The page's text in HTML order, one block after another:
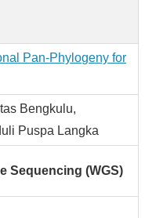
Pan-Phylogeny for
Bengkulu,
Puspa Langka
Sequencing (WGS)